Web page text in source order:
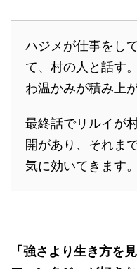
ハジメが仕事をし
て、村の人と話す
わ温かみが積み上
最終話でリルイが
開があり、それま
気に効いてきます。
「強さより生き方を